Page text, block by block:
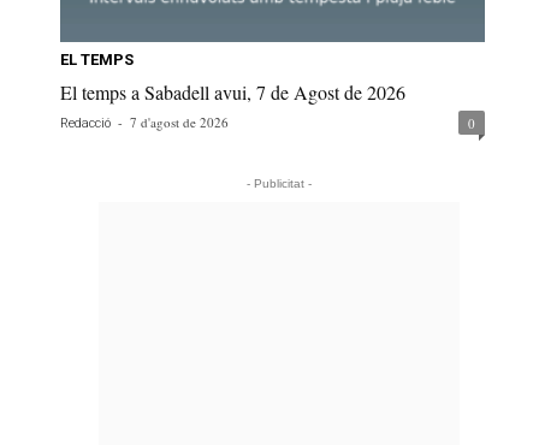
EL TEMPS
El temps a Sabadell avui, 7 de Agost de 2026
Redacció - 7 d'agost de 2026 0
- Publicitat -